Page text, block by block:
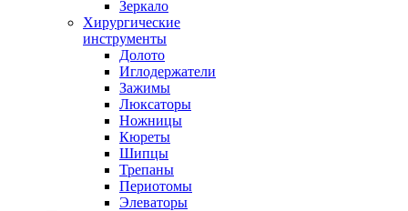
Зеркало
Хирургические
инструменты
Долото
Иглодержатели
Зажимы
Люксаторы
Ножницы
Кюреты
Шипцы
Трепаны
Периотомы
Элеваторы